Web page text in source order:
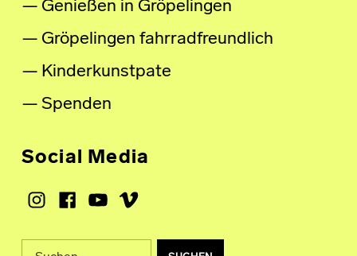
Genießen in Gröpelingen
Gröpelingen fahrradfreundlich
Kinderkunstpate
Spenden
Social Media
Instagram
Facebook
Youtube
Vimeo
Suche nach: